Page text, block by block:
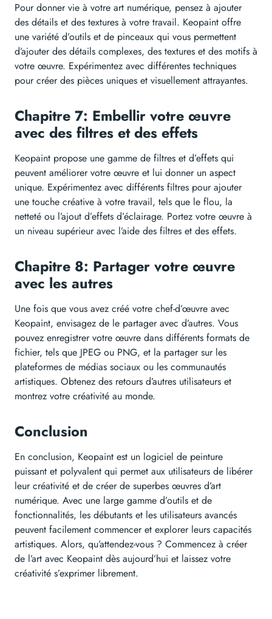
Pour donner vie à votre art numérique, pensez à ajouter
des détails et des textures à votre travail. Keopaint offre
une variété d’outils et de pinceaux qui vous permettent
d’ajouter des détails complexes, des textures et des motifs à
votre œuvre. Expérimentez avec différentes techniques
pour créer des pièces uniques et visuellement attrayantes.
Chapitre 7: Embellir votre œuvre
avec des filtres et des effets
Keopaint propose une gamme de filtres et d’effets qui
peuvent améliorer votre œuvre et lui donner un aspect
unique. Expérimentez avec différents filtres pour ajouter
une touche créative à votre travail, tels que le flou, la
netteté ou l’ajout d’effets d’éclairage. Portez votre œuvre à
un niveau supérieur avec l’aide des filtres et des effets.
Chapitre 8: Partager votre œuvre
avec les autres
Une fois que vous avez créé votre chef-d’œuvre avec
Keopaint, envisagez de le partager avec d’autres. Vous
pouvez enregistrer votre œuvre dans différents formats de
fichier, tels que JPEG ou PNG, et la partager sur les
plateformes de médias sociaux ou les communautés
artistiques. Obtenez des retours d’autres utilisateurs et
montrez votre créativité au monde.
Conclusion
En conclusion, Keopaint est un logiciel de peinture
puissant et polyvalent qui permet aux utilisateurs de libérer
leur créativité et de créer de superbes œuvres d’art
numérique. Avec une large gamme d’outils et de
fonctionnalités, les débutants et les utilisateurs avancés
peuvent facilement commencer et explorer leurs capacités
artistiques. Alors, qu’attendez-vous ? Commencez à créer
de l’art avec Keopaint dès aujourd’hui et laissez votre
créativité s’exprimer librement.